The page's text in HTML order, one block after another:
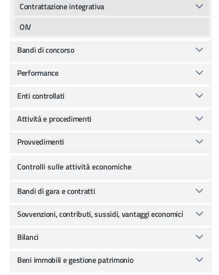
Contrattazione integrativa
OIV
Bandi di concorso
Performance
Enti controllati
Attività e procedimenti
Provvedimenti
Controlli sulle attività economiche
Bandi di gara e contratti
Sovvenzioni, contributi, sussidi, vantaggi economici
Bilanci
Beni immobili e gestione patrimonio